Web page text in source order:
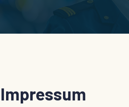
Impressum